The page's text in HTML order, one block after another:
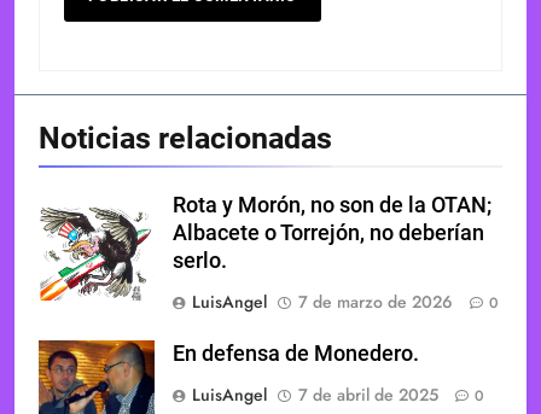
Noticias relacionadas
Rota y Morón, no son de la OTAN;
Albacete o Torrejón, no deberían
serlo.
LuisAngel
7 de marzo de 2026 0
En defensa de Monedero.
LuisAngel
7 de abril de 2025 0